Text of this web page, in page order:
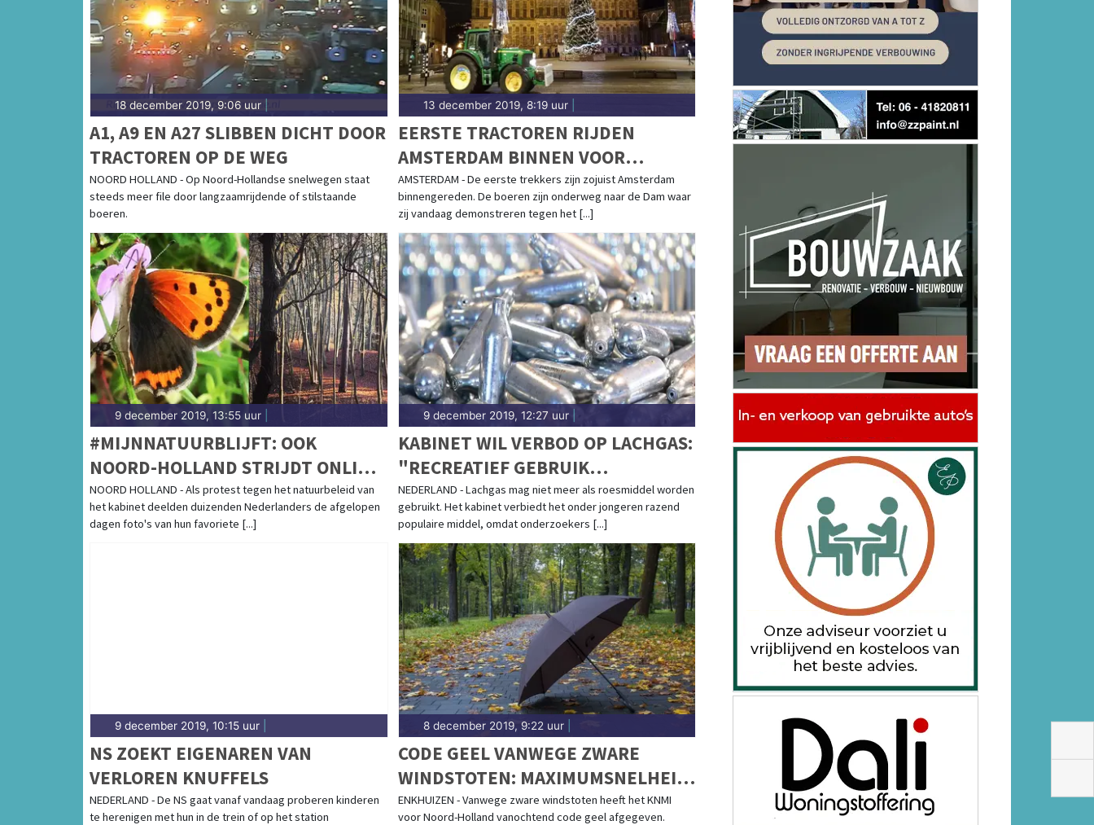
18 december 2019, 9:06 uur
A1, A9 EN A27 SLIBBEN DICHT DOOR
TRACTOREN OP DE WEG
NOORD HOLLAND - Op Noord-Hollandse snelwegen staat
steeds meer file door langzaamrijdende of stilstaande
boeren.
13 december 2019, 8:19 uur|
EERSTE TRACTOREN RIJDEN
AMSTERDAM BINNEN VOOR
BOERENPROTEST OP DE DAM
AMSTERDAM - De eerste trekkers zijn zojuist Amsterdam
binnengereden. De boeren zijn onderweg naar de Dam waar
zij vandaag demonstreren tegen het [...]
9 december 2019, 13:55 uur
#MIJNNATUURBLIJFT: OOK
NOORD-HOLLAND STRIJDT ONLINE
VOOR BEHOUD NATUURSCHOON
NOORD HOLLAND - Als protest tegen het natuurbeleid van
het kabinet deelden duizenden Nederlanders de afgelopen
dagen foto's van hun favoriete [...]
9 december 2019, 12:27 uur|
KABINET WIL VERBOD OP LACHGAS:
"RECREATIEF GEBRUIK
ONTWIKKELD TOT
DRUGSPROBLEEM"
NEDERLAND - Lachgas mag niet meer als roesmiddel worden
gebruikt. Het kabinet verbiedt het onder jongeren razend
populaire middel, omdat onderzoekers [...]
9 december 2019, 10:15 uur
NS ZOEKT EIGENAREN VAN
VERLOREN KNUFFELS
NEDERLAND - De NS gaat vanaf vandaag proberen kinderen
te herenigen met hun in de trein of op het station
8 december 2019, 9:22 uur|
CODE GEEL VANWEGE ZWARE
WINDSTOTEN: MAXIMUMSNELHEID
MARKERWAARDDIJK BEPERKT
ENKHUIZEN - Vanwege zware windstoten heeft het KNMI
voor Noord-Holland vanochtend code geel afgegeven.